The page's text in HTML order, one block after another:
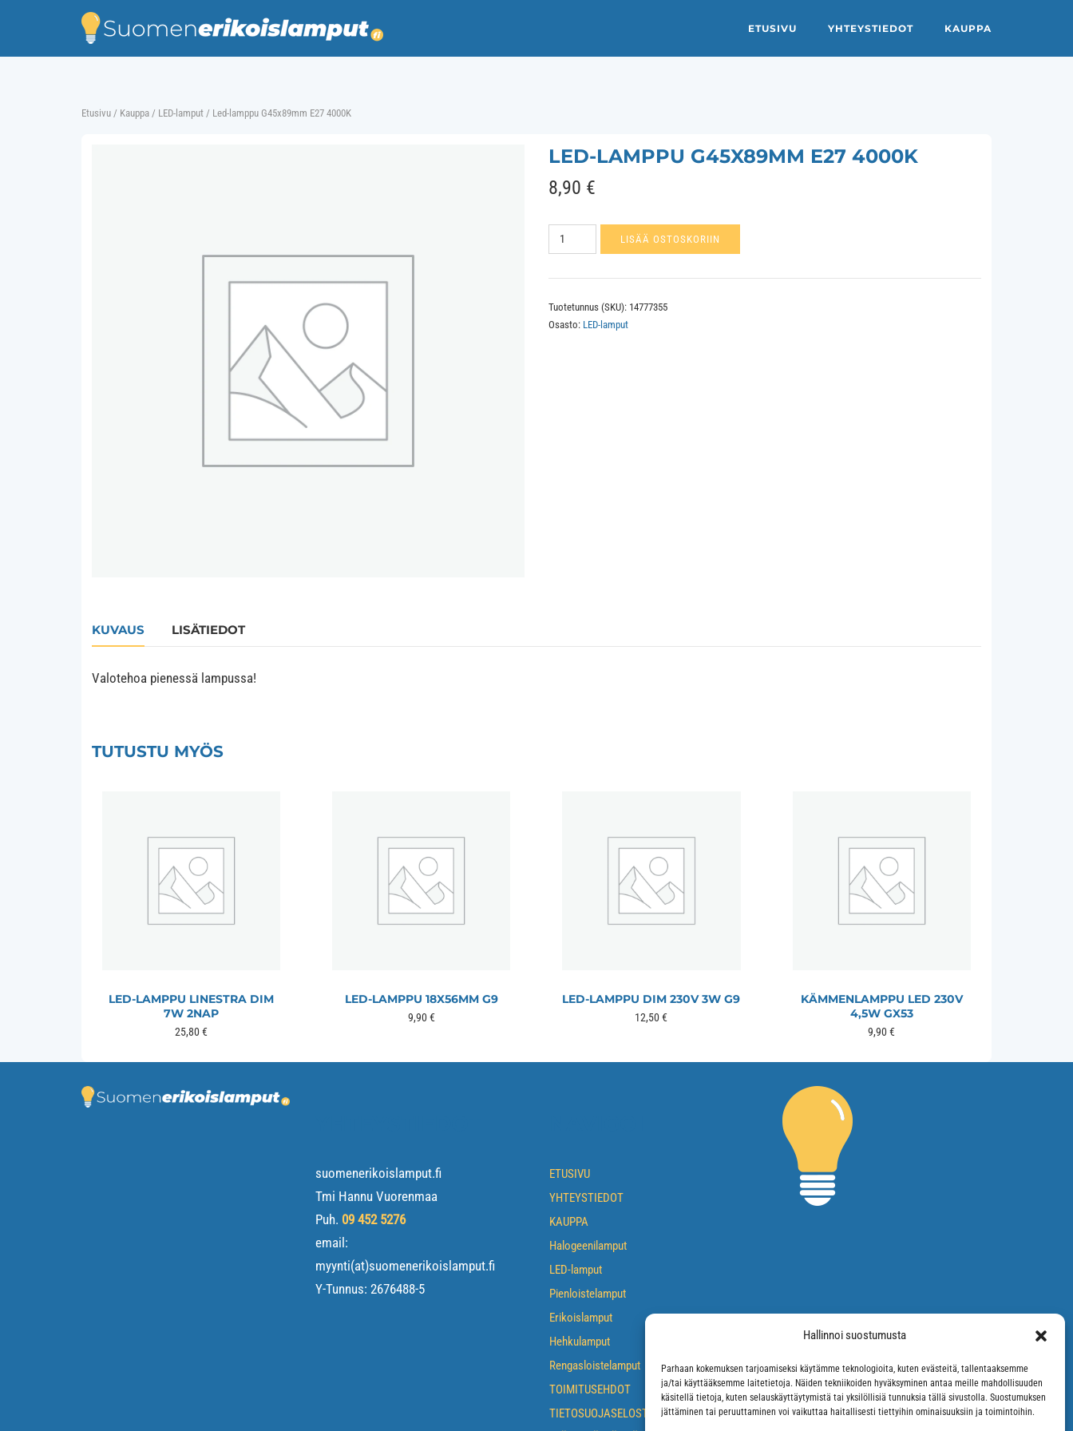
Hallinnoi suostumusta
Parhaan kokemuksen tarjoamiseksi käytämme teknologioita, kuten evästeitä, tallentaaksemme
ja/tai käyttääksemme laitetietoja. Näiden tekniikoiden hyväksyminen antaa meille mahdollisuuden
käsitellä tietoja, kuten selauskäyttäytymistä tai yksilöllisiä tunnuksia tällä sivustolla. Suostumuksen
jättäminen tai peruuttaminen voi vaikuttaa haitallisesti tiettyihin ominaisuuksiin ja toimintoihin.
ETUSIVU YHTEYSTIEDOT KAUPPA
Etusivu / Kauppa / LED-lamput / Led-lamppu G45x89mm E27 4000K
LED-LAMPPU G45X89MM E27 4000K
8,90 €
Led-
lamppu
4000K
määrä
LISÄÄ OSTOSKORIIN
Tuotetunnus (SKU): 14777355
Osasto: LED-lamput
KUVAUS LISÄTIEDOT
Valotehoa pienessä lampussa!
TUTUSTU MYÖS
LED-LAMPPU LINESTRA DIM
7W 2NAP
25,80€
LED-LAMPPU 18X56MM G9
9,90€
LED-LAMPPU DIM 230V 3W G9
12,50€
KÄMMENLAMPPU LED 230V
4,5W GX53
9,90€
suomenerikoislamput.fi
Tmi Hannu Vuorenmaa
Puh. 09 452 5276
email:
myynti(at)suomenerikoislamput.fi
Y-Tunnus: 2676488-5
ETUSIVU
YHTEYSTIEDOT
KAUPPA
Halogeenilamput
LED-lamput
Pienloistelamput
Erikoislamput
Hehkulamput
Rengasloistelamput
TOIMITUSEHDOT
TIETOSUOJASELOSTE